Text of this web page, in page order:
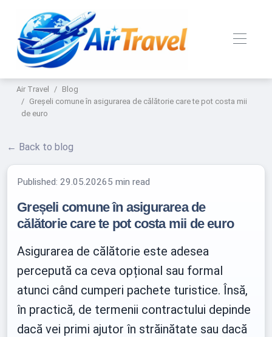
Air Travel
Blog
Greșeli comune în asigurarea de călătorie care te pot costa mii
de euro
← Back to blog
Published:29.05.20265 min read
Greșeli comune în asigurarea de
călătorie care te pot costa mii de euro
Asigurarea de călătorie este adesea
percepută ca ceva opțional sau formal
atunci când cumperi pachete turistice. Însă,
în practică, de termenii contractului depinde
dacă vei primi ajutor în străinătate sau dacă